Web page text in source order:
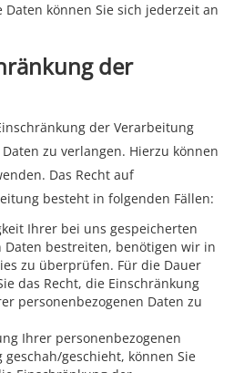
können Sie sich jederzeit an
der
der Verarbeitung
zu verlangen. Hierzu können
Das Recht auf
besteht in folgenden Fällen:
Ihrer bei uns gespeicherten
Daten bestreiten, benötigen wir in
zu überprüfen. Für die Dauer
das Recht, die Einschränkung
personenbezogenen Daten zu
Ihrer personenbezogenen
geschieht, können Sie